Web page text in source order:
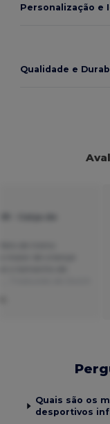
Personalização e
Qualidade e
Quais são os
desportivos